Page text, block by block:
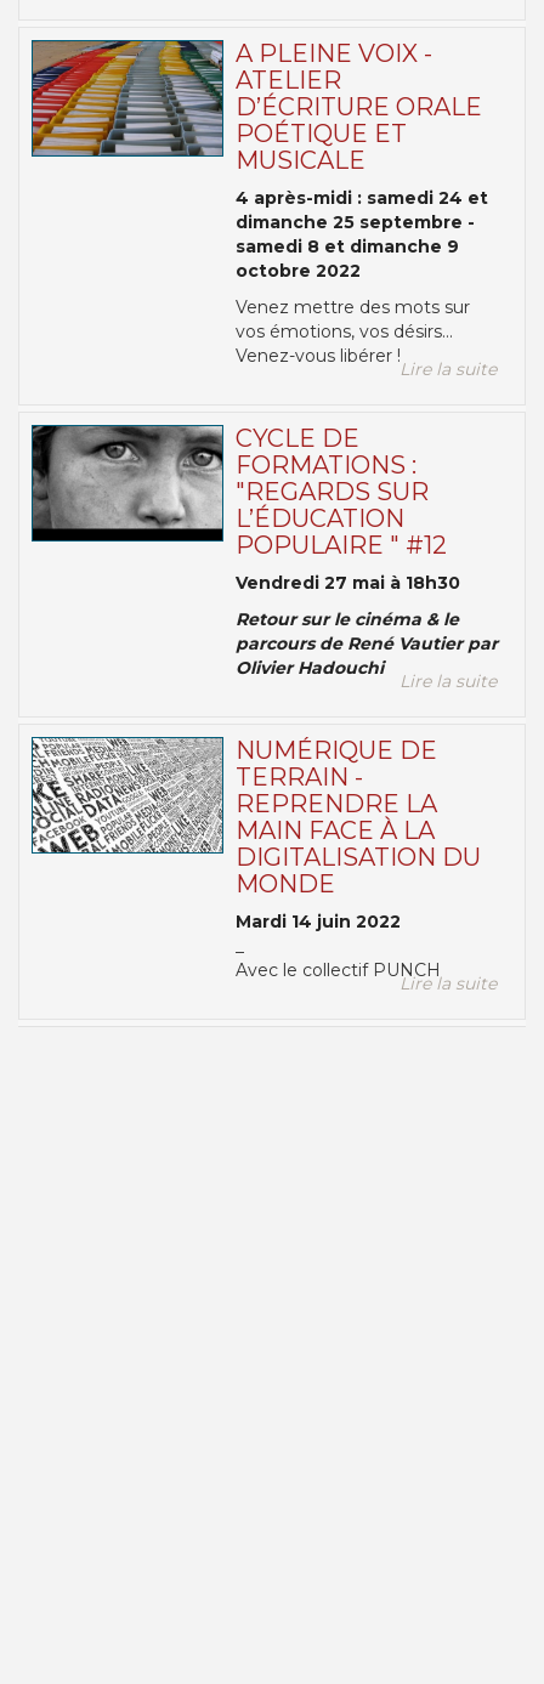
A PLEINE VOIX -
ATELIER
D’ÉCRITURE ORALE
POÉTIQUE ET
MUSICALE
4 après-midi : samedi 24 et
dimanche 25 septembre -
samedi 8 et dimanche 9
octobre 2022
Venez mettre des mots sur
vos émotions, vos désirs...
Venez-vous libérer !
Lire la suite
CYCLE DE
FORMATIONS :
"REGARDS SUR
L’ÉDUCATION
POPULAIRE " #12
Vendredi 27 mai à 18h30
Retour sur le cinéma & le
parcours de René Vautier par
Olivier Hadouchi
Lire la suite
NUMÉRIQUE DE
TERRAIN -
REPRENDRE LA
MAIN FACE À LA
DIGITALISATION DU
MONDE
Mardi 14 juin 2022
Avec le collectif PUNCH
Lire la suite